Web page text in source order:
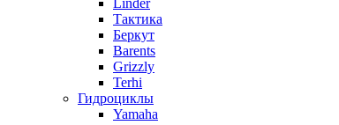
Linder
Тактика
Беркут
Barents
Grizzly
Terhi
Гидроциклы
Yamaha